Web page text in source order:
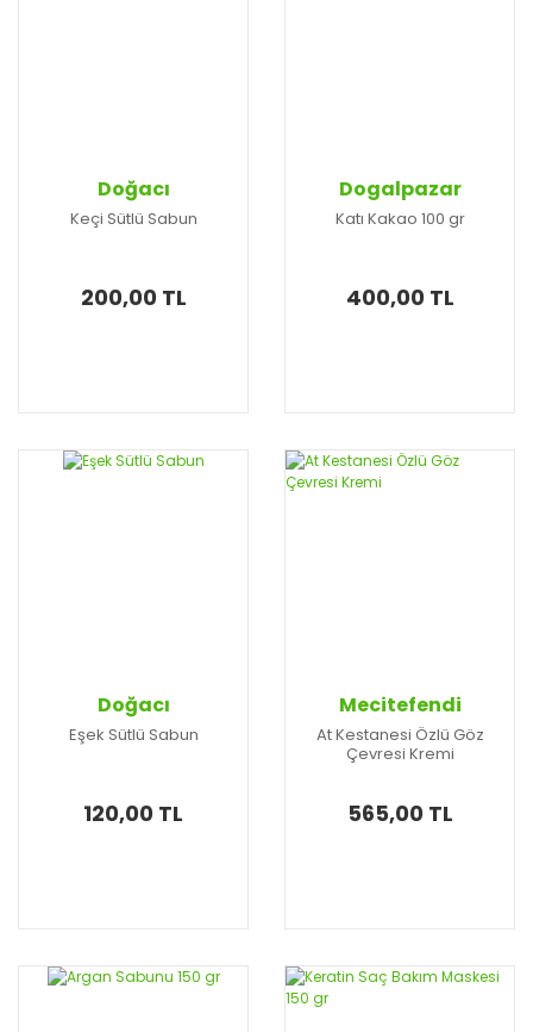
Doğacı
Keçi Sütlü Sabun
200,00 TL
Dogalpazar
Katı Kakao 100 gr
400,00 TL
Doğacı
Eşek Sütlü Sabun
120,00 TL
Mecitefendi
At Kestanesi Özlü Göz
Çevresi Kremi
565,00 TL